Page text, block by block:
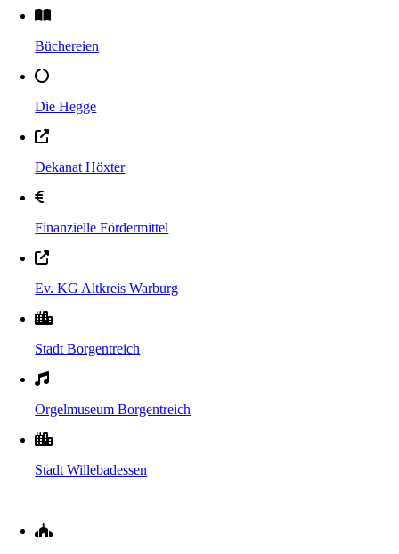
Büchereien
Die Hegge
Dekanat Höxter
Finanzielle Fördermittel
Ev. KG Altkreis Warburg
Stadt Borgentreich
Orgelmuseum Borgentreich
Stadt Willebadessen